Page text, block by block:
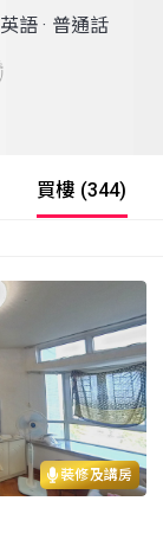
英語· 普通話
買樓 (344)
裝修及講房